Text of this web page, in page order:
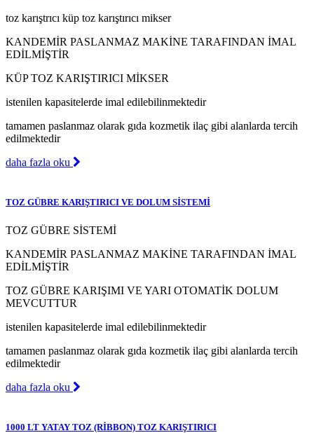
toz karıştrıcı küp toz karıştırıcı mikser
KANDEMİR PASLANMAZ MAKİNE TARAFINDAN İMAL
EDİLMİŞTİR
KÜP TOZ KARIŞTIRICI MİKSER
istenilen kapasitelerde imal edilebilinmektedir
tamamen paslanmaz olarak gıda kozmetik ilaç gibi alanlarda tercih
edilmektedir
daha fazla oku
TOZ GÜBRE KARIŞTIRICI VE DOLUM SİSTEMİ
TOZ GÜBRE SİSTEMİ
KANDEMİR PASLANMAZ MAKİNE TARAFINDAN İMAL
EDİLMİŞTİR
TOZ GÜBRE KARIŞIMI VE YARI OTOMATİK DOLUM
MEVCUTTUR
istenilen kapasitelerde imal edilebilinmektedir
tamamen paslanmaz olarak gıda kozmetik ilaç gibi alanlarda tercih
edilmektedir
daha fazla oku
1000 LT YATAY TOZ (RİBBON) TOZ KARIŞTIRICI